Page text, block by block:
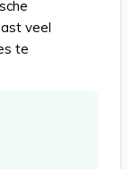
veel
te